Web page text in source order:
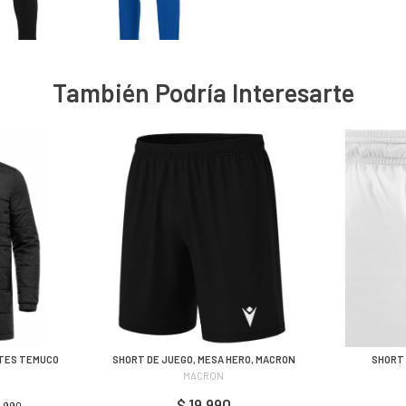
También Podría Interesarte
TEMUCO
SHORT DE JUEGO, MESA HERO, MACRON
MACRON
SHORT